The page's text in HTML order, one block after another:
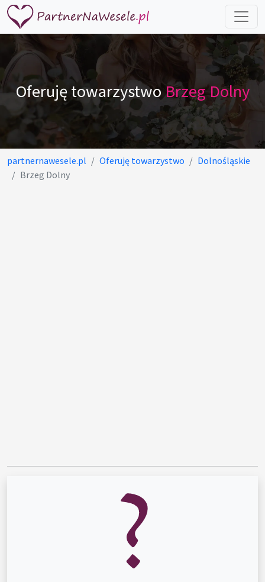
Oferuję towarzystwoBrzeg Dolny
partnernawesele.pl Oferuję towarzystwo
Dolnośląskie
Brzeg Dolny